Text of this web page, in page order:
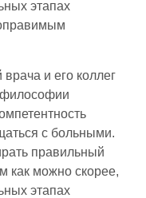
этапах
и его коллег
философии
с больными.
правильный
как можно скорее,
этапах